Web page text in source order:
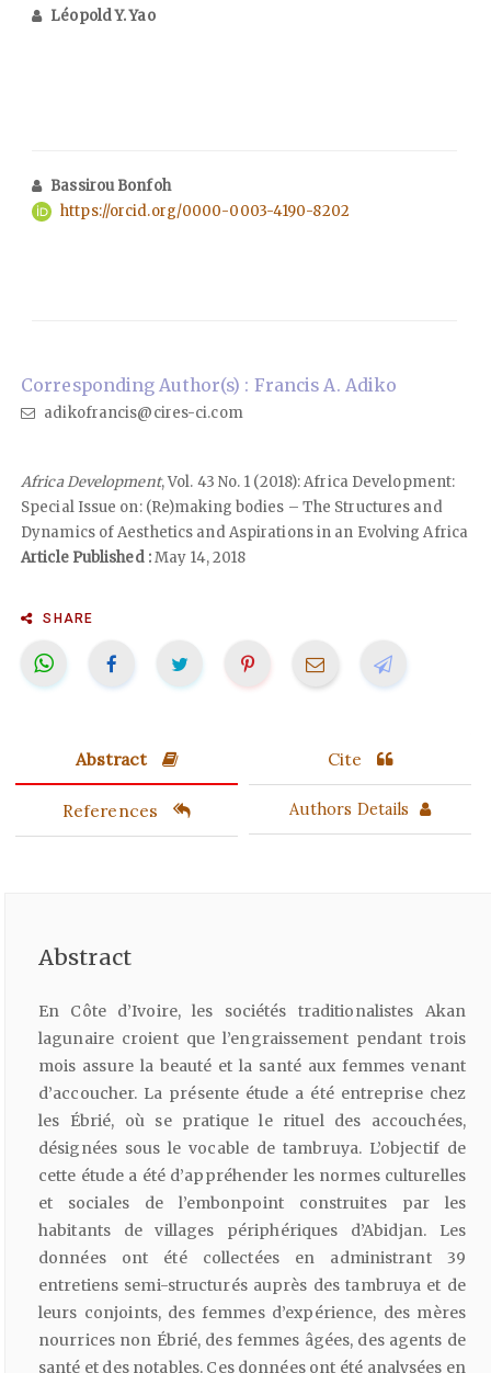
Léopold Y. Yao
Bassirou Bonfoh
https://orcid.org/0000-0003-4190-8202
Corresponding Author(s) : Francis A. Adiko
adikofrancis@cires-ci.com
Africa Development, Vol. 43 No. 1 (2018): Africa Development:
Special Issue on: (Re)making bodies – The Structures and
Dynamics of Aesthetics and Aspirations in an Evolving Africa
Article Published :May 14, 2018
SHARE
Abstract Cite
References Authors Details
Abstract
En Côte d’Ivoire, les sociétés traditionalistes Akan
lagunaire croient que l’engraissement pendant trois
mois assure la beauté et la santé aux femmes venant
d’accoucher. La présente étude a été entreprise chez
les Ébrié, où se pratique le rituel des accouchées,
désignées sous le vocable de tambruya. L’objectif de
cette étude a été d’appréhender les normes culturelles
et sociales de l’embonpoint construites par les
habitants de villages périphériques d’Abidjan. Les
données ont été collectées en administrant 39
entretiens semi-structurés auprès des tambruya et de
leurs conjoints, des femmes d’expérience, des mères
nourrices non Ébrié, des femmes âgées, des agents de
santé et des notables. Ces données ont été analysées en